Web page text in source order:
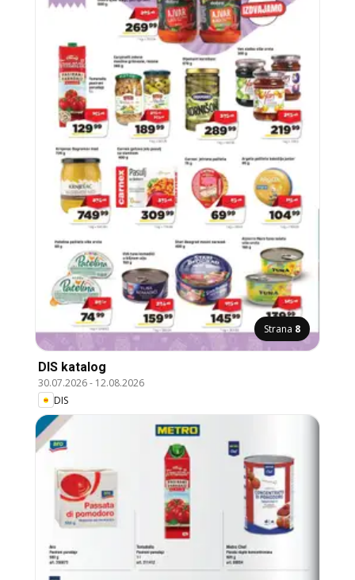
Strana 8
DIS katalog
30.07.2026- 12.08.2026
DIS